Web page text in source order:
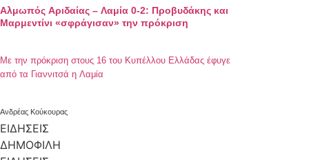
Αλμωπός Αριδαίας – Λαμία 0-2: Προβυδάκης και
Μαρμεντίνι «σφράγισαν» την πρόκριση
Με την πρόκριση στους 16 του Κυπέλλου Ελλάδας έφυγε
από τα Γιαννιτσά η Λαμία
Ανδρέας Κούκουρας
ΕΙΔΗΣΕΙΣ
ΔΗΜΟΦΙΛΗ